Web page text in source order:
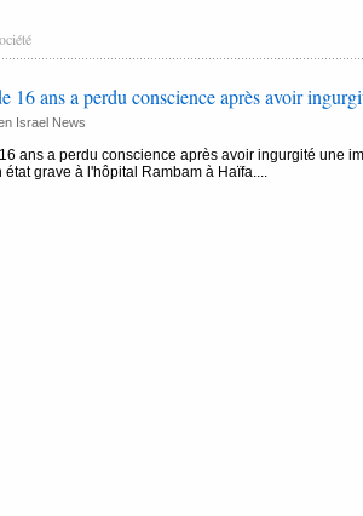
16 ans a perdu conscience après avoir
Israel News
ans a perdu conscience après avoir ingurgité une
état grave à l'hôpital Rambam à Haïfa....